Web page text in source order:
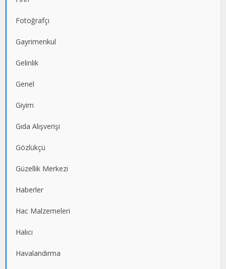
Fotoğrafçı
Gayrimenkul
Gelinlik
Genel
Giyim
Gıda Alışverişi
Gözlükçü
Güzellik Merkezi
Haberler
Hac Malzemeleri
Halıcı
Havalandırma